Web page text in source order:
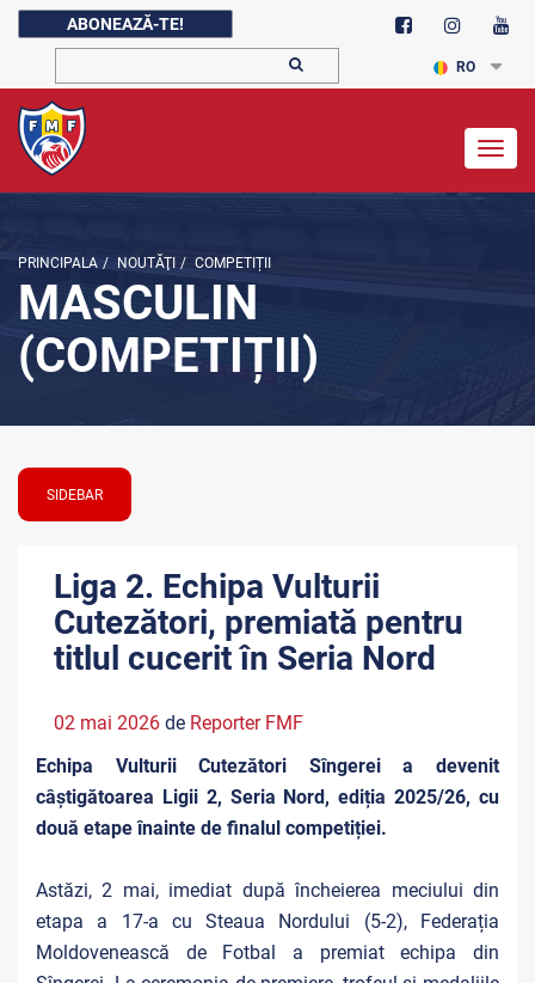
ABONEAZĂ-TE!
RO
PRINCIPALA / NOUTĂŢI / COMPETIȚII
MASCULIN
(COMPETIȚII)
SIDEBAR
Liga 2. Echipa Vulturii
Cutezători, premiată pentru
titlul cucerit în Seria Nord
02 mai 2026 de Reporter FMF
Echipa Vulturii Cutezători Sîngerei a devenit
câștigătoarea Ligii 2, Seria Nord, ediția 2025/26, cu
două etape înainte de finalul competiției.
Astăzi, 2 mai, imediat după încheierea meciului din
etapa a 17-a cu Steaua Nordului (5-2), Federația
Moldovenească de Fotbal a premiat echipa din